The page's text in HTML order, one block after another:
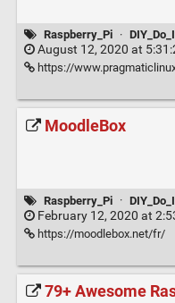
Raspberry_Pi ·
August 12, 2020 at
https://www.pragmaticlinux.com/2020/
MoodleBox
Raspberry_Pi ·
February 12, 2020 at
https://moodlebox.net/fr/
79+ Awesome